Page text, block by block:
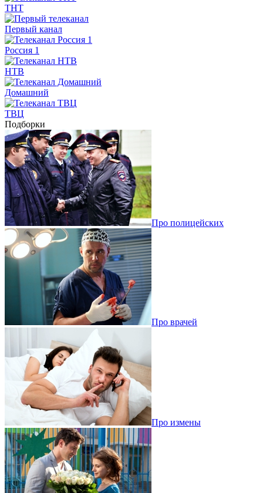
ТНТ
Первый канал
Россия 1
НТВ
Домашний
ТВЦ
Подборки
Про полицейских
Про врачей
Про измены